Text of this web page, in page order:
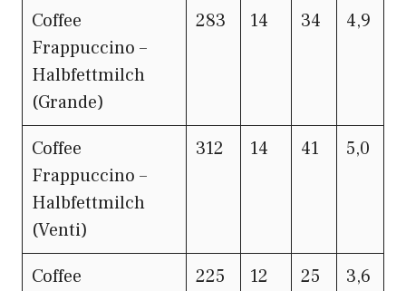
Coffee
Frappuccino –
Halbfettmilch
(Grande)
283 14 34 4,9
Coffee
Frappuccino –
Halbfettmilch
(Venti)
312 14 41 5,0
Coffee
225 12 25 3,6